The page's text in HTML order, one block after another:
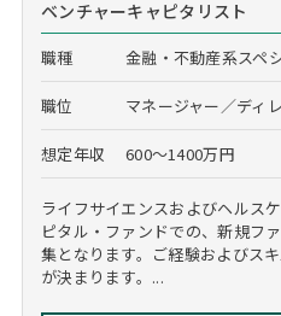
ベンチャーキャピタリスト
職種 金融・不動産系スペ
職位 マネージャー／ディ
想定年収 600～1400万円
ライフサイエンスおよびヘルス
ピタル・ファンドでの、新規フ
集となります。ご経験およびス
が決まります。...